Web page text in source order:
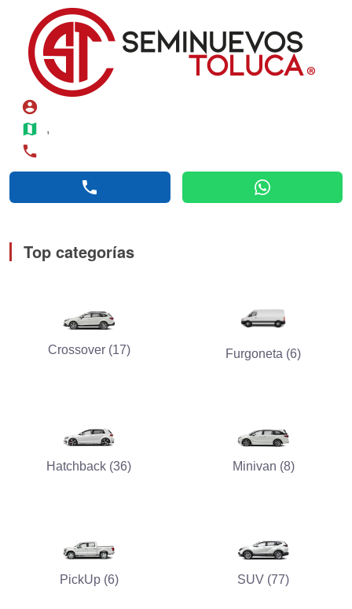
account_circle
map
,
phone
phone whatsapp
Top categorías
Crossover (17) Furgoneta (6)
Hatchback (36) Minivan (8)
PickUp (6) SUV (77)